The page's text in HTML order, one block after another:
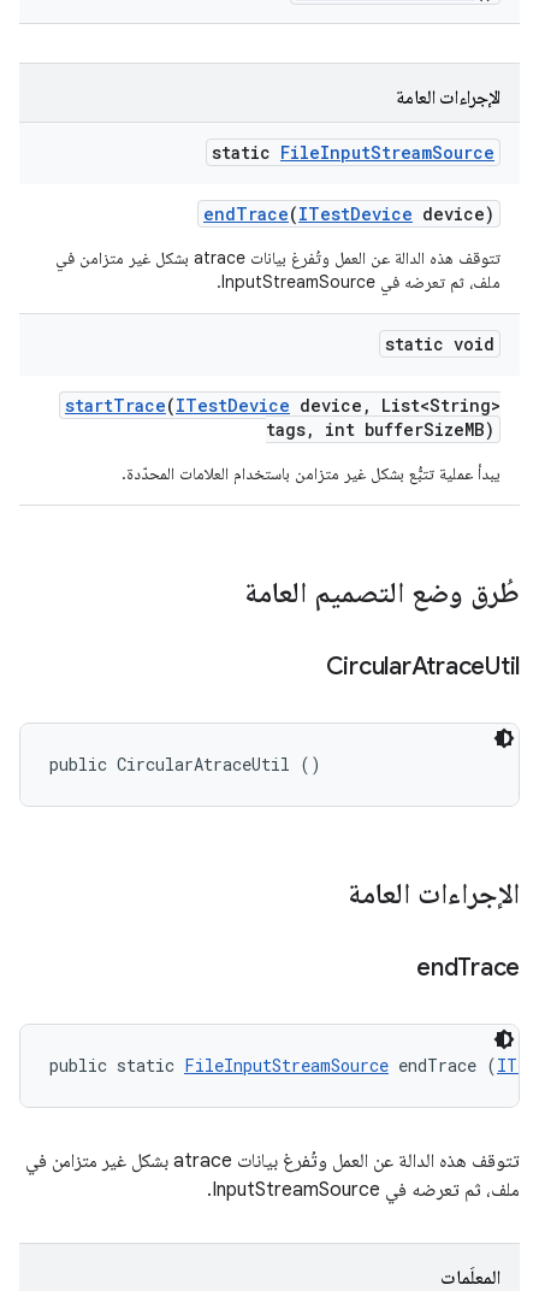
الإجراءات العامة
static FileInputStreamSource
endTrace(ITestDevice device)
تتوقف هذه الدالة عن العمل وتُفرغ بيانات atrace بشكل غير متزامن في
ملف، ثم تعرضه في InputStreamSource.
static void
startTrace(ITestDevice device ,
List<String>
tags, int bufferSizeMB)
يبدأ عملية تتبُّع بشكل غير متزامن باستخدام العلامات المحدّدة.
طُرق وضع التصميم العامة
CircularAtraceUtil
public CircularAtraceUtil ()
الإجراءات العامة
endTrace
public static FileInputStreamSource endTrace (
تتوقف هذه الدالة عن العمل وتُفرغ بيانات atrace بشكل غير متزامن في
ملف، ثم تعرضه في InputStreamSource.
المعلَمات